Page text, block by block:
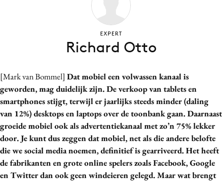
Customer Experience
Data & Insights
Design
Digital transformation
Diversiteit
Effectiviteit
Gedragsverandering
[Mark van Bommel] Dat mobiel een volwassen kanaal is
geworden, mag duidelijk zijn. De verkoop van tablets en
smartphones stijgt, terwijl er jaarlijks steeds minder (daling
van 12%) desktops en laptops over de toonbank gaan. Daarnaast
groeide mobiel ook als advertentiekanaal met zo’n 75% lekker
door. Je kunt dus zeggen dat mobiel, net als die andere belofte
die we social media noemen, definitief is gearriveerd. Het heeft
de fabrikanten en grote online spelers zoals Facebook, Google
en Twitter dan ook geen windeieren gelegd. Maar wat brengt
EXPERT
Richard Otto